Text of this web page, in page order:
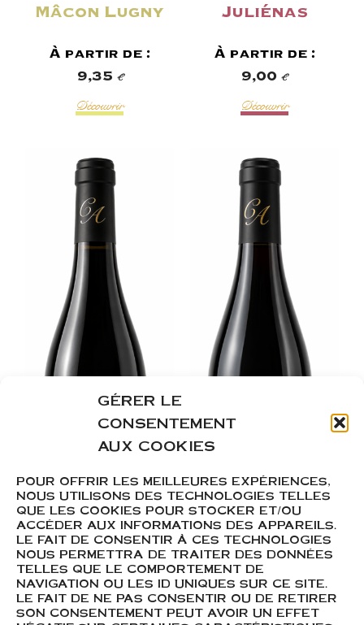
GÉRER LE
CONSENTEMENT
AUX COOKIES
POUR OFFRIR LES MEILLEURES EXPÉRIENCES,
NOUS UTILISONS DES TECHNOLOGIES TELLES
QUE LES COOKIES POUR STOCKER ET/OU
ACCÉDER AUX INFORMATIONS DES APPAREILS.
LE FAIT DE CONSENTIR À CES TECHNOLOGIES
NOUS PERMETTRA DE TRAITER DES DONNÉES
TELLES QUE LE COMPORTEMENT DE
NAVIGATION OU LES ID UNIQUES SUR CE SITE.
LE FAIT DE NE PAS CONSENTIR OU DE RETIRER
SON CONSENTEMENT PEUT AVOIR UN EFFET
Mâcon Lugny
À partir de :
9,35 €
Juliénas
À partir de :
9,00€
Bourgogne Chénas